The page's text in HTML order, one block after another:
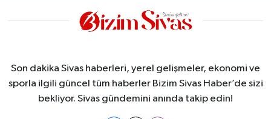
Son dakika Sivas haberleri, yerel gelişmeler, ekonomi ve
sporla ilgili güncel tüm haberler Bizim Sivas Haber’de sizi
bekliyor. Sivas gündemini anında takip edin!